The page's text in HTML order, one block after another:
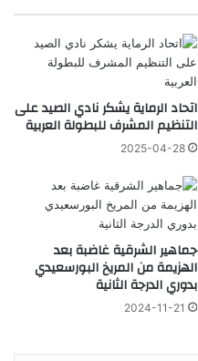
اتحاد الرماية يشكر نادي الصيد على
التنظيم المشرف للبطولة العربية
2025-04-28
جماهير الشرقية غاضبة بعد
الهزيمة من المريخ البورسعيدي
بدوري الدرجة الثانية
2024-11-21